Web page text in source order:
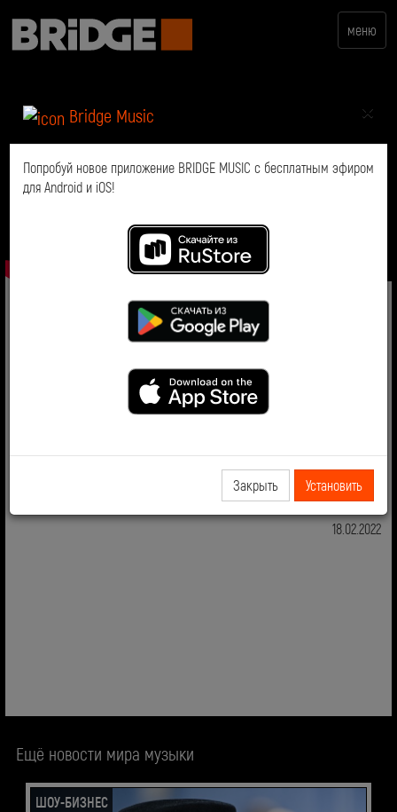
меню
×
Bridge Music
Попробуй новое приложение BRIDGE MUSIC с бесплатным эфиром
для Android и iOS!
Закрыть Установить
Премьера песни
Мастера шансона Анатолий Полотно и Федя Карманов
выпустили песню Цветная Азия, написанную на стихи
поделитесь новостью
18.02.2022
Ещё новости мира музыки
ШОУ-БИЗНЕС